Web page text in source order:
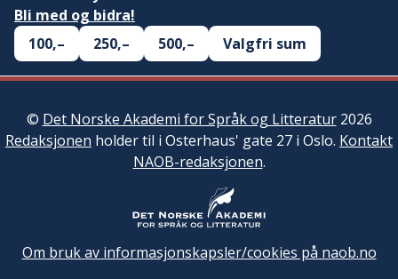
Bli med og bidra!
100,–
250,– 500,– Valgfri sum
© Det Norske Akademi for Språk og Litteratur2026
Redaksjonen holder til i Osterhaus' gate 27 i Oslo. Kontakt
NAOB-redaksjonen.
Om bruk av informasjonskapsler/cookies på naob.no